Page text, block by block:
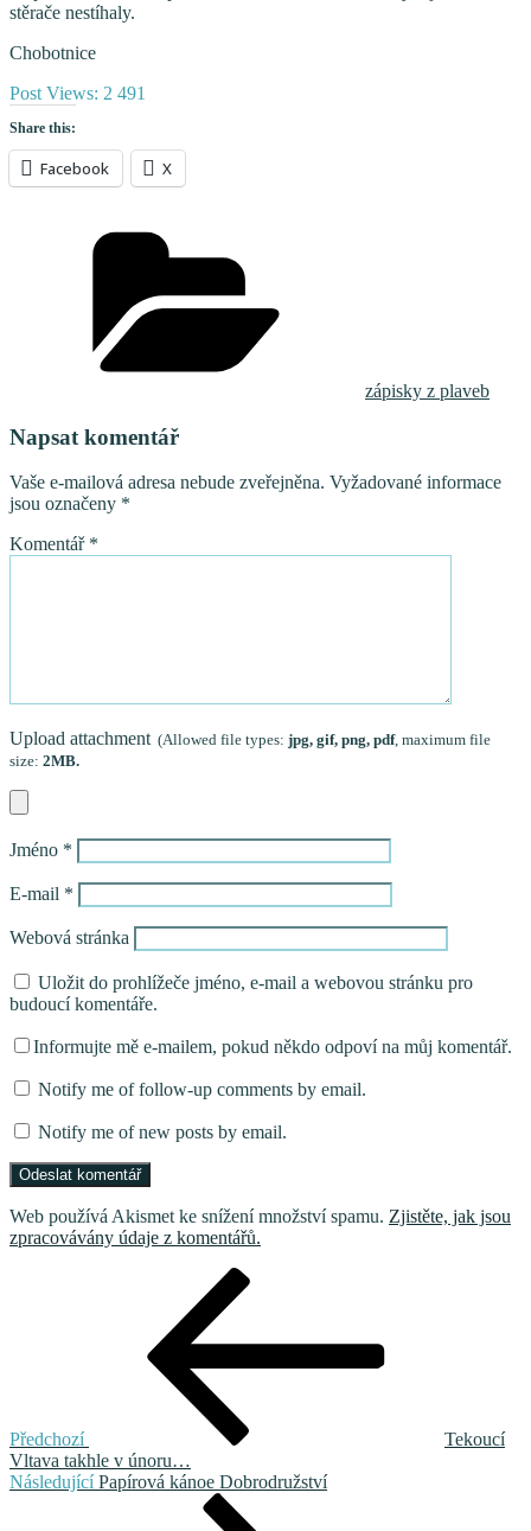
stěrače nestíhaly.
Chobotnice
Post Views: 2 491
Share this:
Facebook X
zápisky z plaveb
Napsat komentář
Vaše e-mailová adresa nebude zveřejněna. Vyžadované informace
jsou označeny *
Komentář *
Upload attachment(Allowed file types: jpg, gif, png, pdf, maximum file
size: 2MB.
Jméno *
E-mail *
Webová stránka
Uložit do prohlížeče jméno, e-mail a webovou stránku pro
budoucí komentáře.
Informujte mě e-mailem, pokud někdo odpoví na můj komentář.
Notify me of follow-up comments by email.
Notify me of new posts by email.
Web používá Akismet ke snížení množství spamu. Zjistěte, jak jsou
zpracovávány údaje z komentářů.
Předchozí
Tekoucí
Vltava takhle v únoru…
Následující
Následující Papírová kánoe Dobrodružství